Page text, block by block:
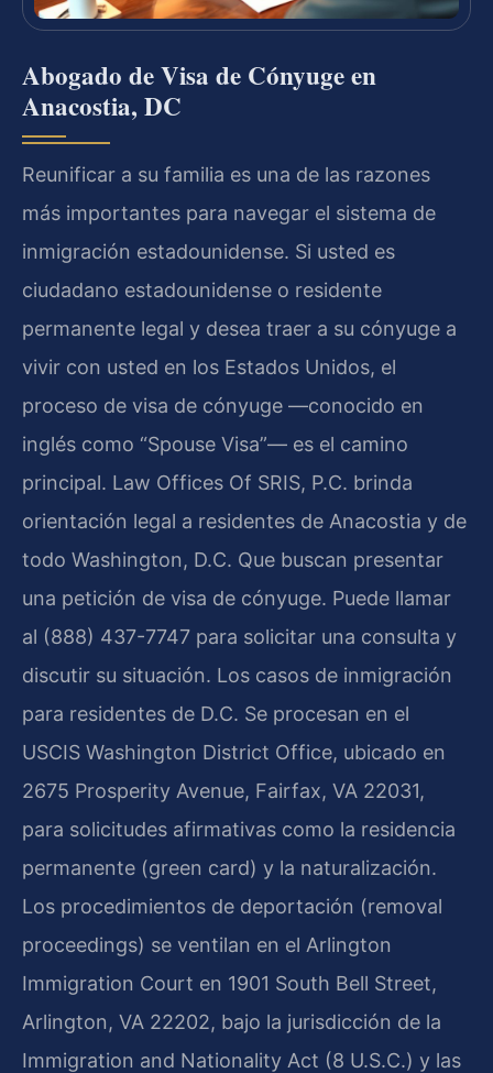
Abogado de Visa de Cónyuge en
Anacostia, DC
Reunificar a su familia es una de las razones
más importantes para navegar el sistema de
inmigración estadounidense. Si usted es
ciudadano estadounidense o residente
permanente legal y desea traer a su cónyuge a
vivir con usted en los Estados Unidos, el
proceso de visa de cónyuge —conocido en
inglés como “Spouse Visa”— es el camino
principal. Law Offices Of SRIS, P.C. brinda
orientación legal a residentes de Anacostia y de
todo Washington, D.C. Que buscan presentar
una petición de visa de cónyuge. Puede llamar
al (888) 437-7747 para solicitar una consulta y
discutir su situación. Los casos de inmigración
para residentes de D.C. Se procesan en el
USCIS Washington District Office, ubicado en
2675 Prosperity Avenue, Fairfax, VA 22031,
para solicitudes afirmativas como la residencia
permanente (green card) y la naturalización.
Los procedimientos de deportación (removal
proceedings) se ventilan en el Arlington
Immigration Court en 1901 South Bell Street,
Arlington, VA 22202, bajo la jurisdicción de la
Immigration and Nationality Act (8 U.S.C.) y las